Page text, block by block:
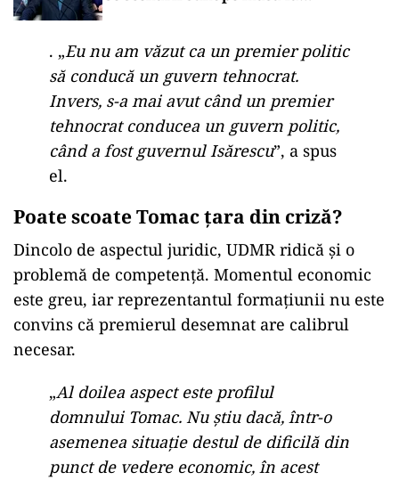
. „Eu nu am văzut ca un premier politic
să conducă un guvern tehnocrat.
Invers, s-a mai avut când un premier
tehnocrat conducea un guvern politic,
când a fost guvernul Isărescu”, a spus
el.
Poate scoate Tomac țara din criză?
Dincolo de aspectul juridic, UDMR ridică și o
problemă de competență. Momentul economic
este greu, iar reprezentantul formațiunii nu este
convins că premierul desemnat are calibrul
necesar.
„Al doilea aspect este profilul
domnului Tomac. Nu știu dacă, într-o
asemenea situație destul de dificilă din
punct de vedere economic, în acest